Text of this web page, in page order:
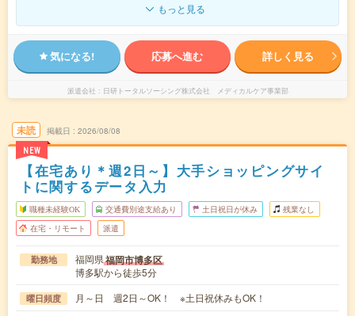
もっと見る
気になる! 応募へ進む 詳しく見る
派遣会社 日研トータルソーシング株式会社 メディカルケア事業部
未読
NEW
掲載日 2026/08/08
【在宅あり＊週2日～】大手ショッピングサイ
トに関するデータ入力
職種未経験OK 交通費別途支給あり 土日祝日が休み 残業なし
在宅・リモート 派遣
勤務地 福岡県福岡市博多区
博多駅から徒歩5分
曜日頻度 月～日 週2日～OK！ ※土日祝休みもOK！